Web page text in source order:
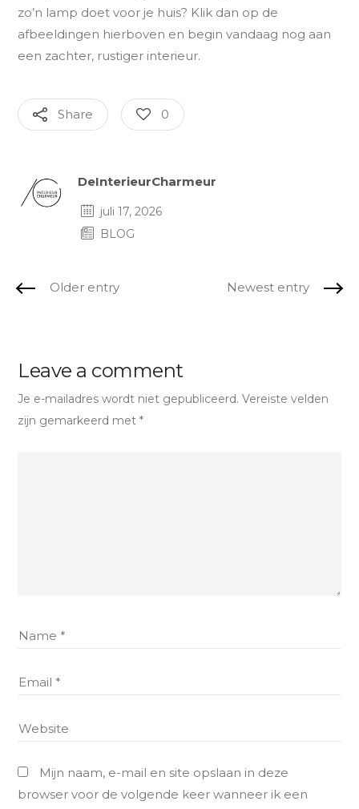
zo’n lamp doet voor je huis? Klik dan op de
afbeeldingen hierboven en begin vandaag nog aan
een zachter, rustiger interieur.
Share 0
Author
DeInterieurCharmeur
juli 17, 2026
BLOG
Older entry Newest entry
Leave a comment
Je e-mailadres wordt niet gepubliceerd. Vereiste velden
zijn gemarkeerd met*
Mijn naam, e-mail en site opslaan in deze
browser voor de volgende keer wanneer ik een